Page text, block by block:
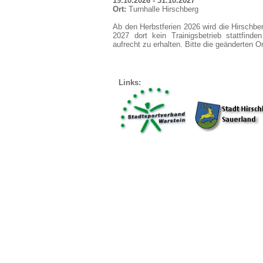
Ort: Turnhalle Hirschberg
Ab den Herbstferien 2026 wird die
2027 dort kein Trainigsbetrieb
aufrecht zu erhalten. Bitte die geänderten
Links: